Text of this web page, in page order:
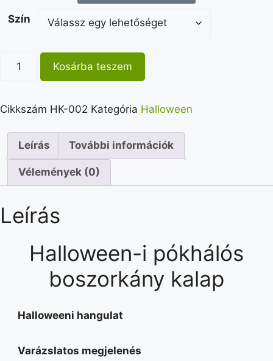
Szín
Kosárba teszem
Cikkszám HK-002 Kategória Halloween
Leírás További információk
Vélemények (0)
Leírás
Halloween-i pókhálós
boszorkány kalap
Halloweeni hangulat
Varázslatos megjelenés